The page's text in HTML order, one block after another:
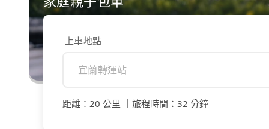
上車地點
距離 ： 20 公里 旅程時間 ： 32 分鐘